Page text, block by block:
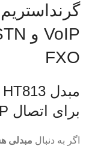
FXO
برای اتصال VoIP به شبکه تلفن ثابت
اگر به دنبال